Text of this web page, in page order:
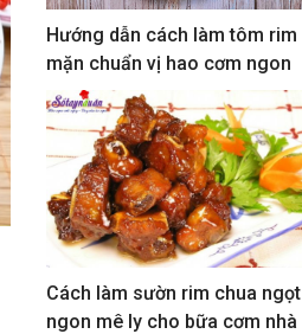
Hướng dẫn cách làm tôm rim
mặn chuẩn vị hao cơm ngon
Cách làm sườn rim chua ngọt
ngon mê ly cho bữa cơm nhà